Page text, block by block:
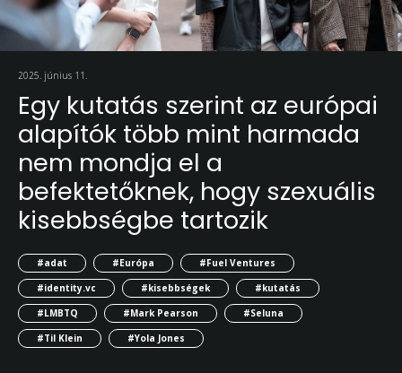
2025. június 11.
Egy kutatás szerint az európai
alapítók több mint harmada
nem mondja el a
befektetőknek, hogy szexuális
kisebbségbe tartozik
#adat #Európa
#Fuel Ventures
#identity.vc
#kisebbségek
#kutatás
#LMBTQ
#Mark Pearson
#Seluna
#Til Klein
#Yola Jones